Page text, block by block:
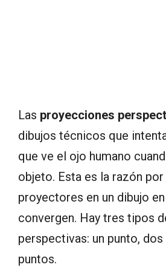
Las proyecciones
dibujos técnicos que
que ve el ojo humano
objeto. Esta es la razón
proyectores en un dibujo
convergen. Hay tres tipos
perspectivas: un punto,
puntos.